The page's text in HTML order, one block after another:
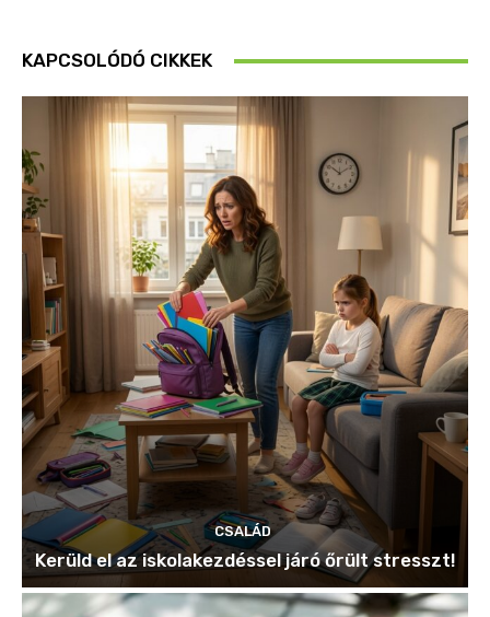
KAPCSOLÓDÓ CIKKEK
CSALÁD
Kerüld el az iskolakezdéssel járó őrült stresszt!